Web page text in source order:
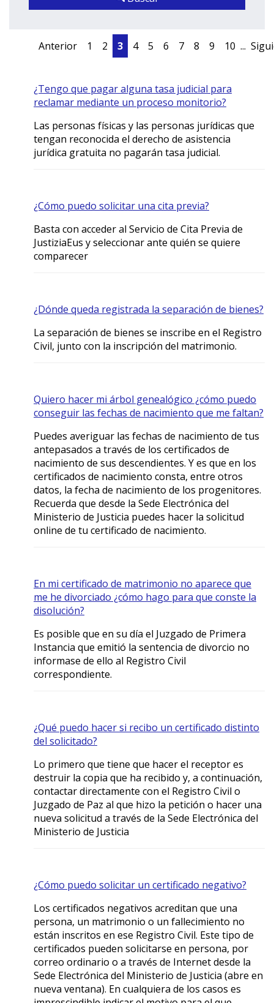
Anterior 1 2 3 4 5 6 7 8 9 10 ...
¿Tengo que pagar alguna tasa judicial para
reclamar mediante un proceso monitorio?
Las personas físicas y las personas jurídicas que
tengan reconocida el derecho de asistencia
jurídica gratuita no pagarán tasa judicial.
¿Cómo puedo solicitar una cita previa?
Basta con acceder al Servicio de Cita Previa de
JustiziaEus y seleccionar ante quién se quiere
comparecer
¿Dónde queda registrada la separación de bienes?
La separación de bienes se inscribe en el Registro
Civil, junto con la inscripción del matrimonio.
Quiero hacer mi árbol genealógico ¿cómo puedo
conseguir las fechas de nacimiento que me faltan?
Puedes averiguar las fechas de nacimiento de tus
antepasados a través de los certificados de
nacimiento de sus descendientes. Y es que en los
certificados de nacimiento consta, entre otros
datos, la fecha de nacimiento de los progenitores.
Recuerda que desde la Sede Electrónica del
Ministerio de Justicia puedes hacer la solicitud
online de tu certificado de nacimiento.
En mi certificado de matrimonio no aparece que
me he divorciado ¿cómo hago para que conste la
disolución?
Es posible que en su día el Juzgado de Primera
Instancia que emitió la sentencia de divorcio no
informase de ello al Registro Civil
correspondiente.
¿Qué puedo hacer si recibo un certificado distinto
del solicitado?
Lo primero que tiene que hacer el receptor es
destruir la copia que ha recibido y, a continuación,
contactar directamente con el Registro Civil o
Juzgado de Paz al que hizo la petición o hacer una
nueva solicitud a través de la Sede Electrónica del
Ministerio de Justicia
¿Cómo puedo solicitar un certificado negativo?
Los certificados negativos acreditan que una
persona, un matrimonio o un fallecimiento no
están inscritos en ese Registro Civil. Este tipo de
certificados pueden solicitarse en persona, por
correo ordinario o a través de Internet desde la
Sede Electrónica del Ministerio de Justicia (abre en
nueva ventana). En cualquiera de los casos es